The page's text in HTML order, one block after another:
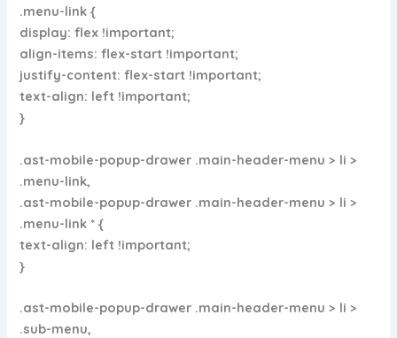
.menu-link {
display: flex !important;
align-items: flex-start !important;
justify-content: flex-start !important;
text-align: left !important;
}
.ast-mobile-popup-drawer .main-header-menu > li >
.menu-link,
.ast-mobile-popup-drawer .main-header-menu > li >
.menu-link * {
text-align: left !important;
}
.ast-mobile-popup-drawer .main-header-menu > li >
.sub-menu,